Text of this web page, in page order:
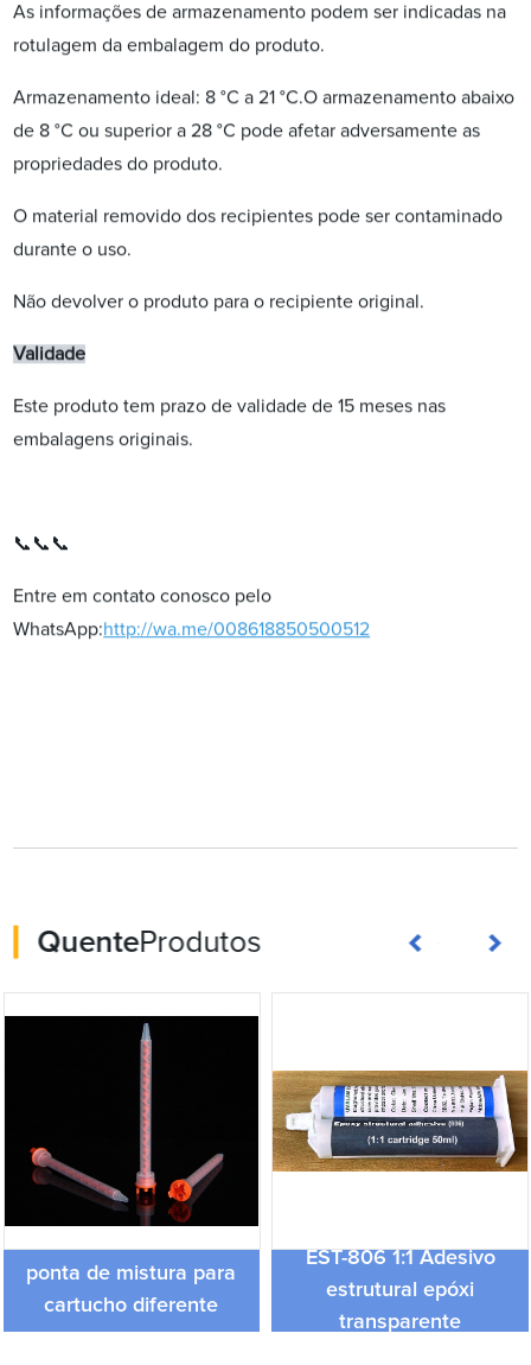
As informações de armazenamento podem ser indicadas na
rotulagem da embalagem do produto.
Armazenamento ideal: 8 °C a 21 °C.O armazenamento abaixo
de 8 °C ou superior a 28 °C pode afetar adversamente as
propriedades do produto.
O material removido dos recipientes pode ser contaminado
durante o uso.
Não devolver o produto para o recipiente original.
Validade
Este produto tem prazo de validade de 15 meses nas
embalagens originais.
📞📞📞
Entre em contato conosco pelo
WhatsApp:http://wa.me/008618850500512
QuenteProdutos
ponta de mistura para
cartucho diferente
EST-806 1:1 Adesivo
estrutural epóxi
transparente